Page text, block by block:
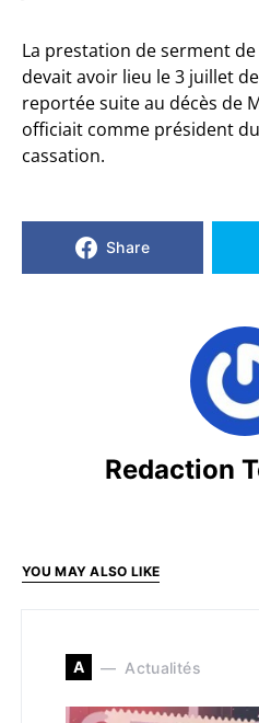
La prestation de serment
devait avoir lieu le 3 juillet
reportée suite au décès de
officiait comme président du
cassation.
Share
Redaction
YOU MAY ALSO LIKE
A Actualités